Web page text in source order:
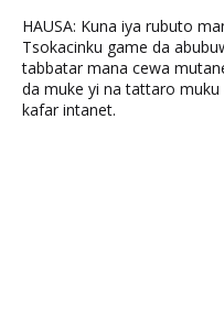
HAUSA: Kuna iya rubuto
Tsokacinku game da
tabbatar mana cewa
da muke yi na tattaro
kafar intanet.